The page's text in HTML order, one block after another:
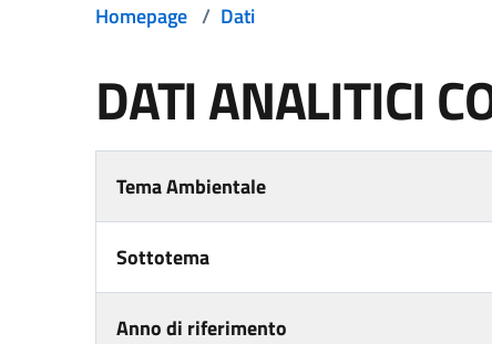
Homepage / Dati
DATI ANALITICI
Tema Ambientale
Sottotema
Anno di riferimento